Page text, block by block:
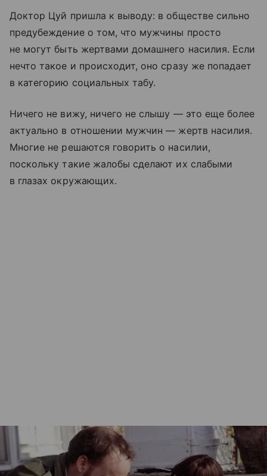
Доктор Цуй пришла к выводу: в обществе сильно
предубеждение о том, что мужчины просто
не могут быть жертвами домашнего насилия. Если
нечто такое и происходит, оно сразу же попадает
в категорию социальных табу.
Ничего не вижу, ничего не слышу — это еще более
актуально в отношении мужчин — жертв насилия.
Многие не решаются говорить о насилии,
поскольку такие жалобы сделают их слабыми
в глазах окружающих.